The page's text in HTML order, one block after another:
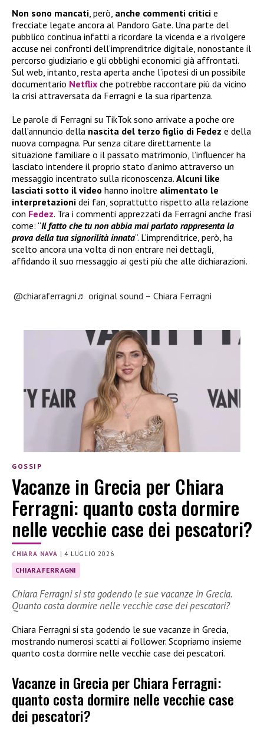
Non sono mancati , però, anche commenti critici e
frecciate legate ancora al Pandoro Gate. Una parte del
pubblico continua infatti a ricordare la vicenda e a rivolgere
accuse nei confronti dell’imprenditrice digitale, nonostante il
percorso giudiziario e gli obblighi economici già affrontati.
Sul web, intanto, resta aperta anche l’ipotesi di un possibile
documentario Netflix che potrebbe raccontare più da vicino
la crisi attraversata da Ferragni e la sua ripartenza.
Le parole di Ferragni su TikTok sono arrivate a poche ore
dall’annuncio della nascita del terzo figlio di Fedez e della
nuova compagna. Pur senza citare direttamente la
situazione familiare o il passato matrimonio, l’influencer ha
lasciato intendere il proprio stato d’animo attraverso un
messaggio incentrato sulla riconoscenza. Alcuni like
lasciati sotto il video hanno inoltre alimentato le
interpretazioni dei fan, soprattutto rispetto alla relazione
con Fedez. Tra i commenti apprezzati da Ferragni anche frasi
come: “Il fatto che tu non abbia mai parlato rappresenta la
prova della tua signorilità innata”. L’imprenditrice, però, ha
scelto ancora una volta di non entrare nei dettagli,
affidando il suo messaggio ai gesti più che alle dichiarazioni.
@chiaraferragni♬ original sound – Chiara Ferragni
GOSSIP
Vacanze in Grecia per Chiara
Ferragni: quanto costa dormire
nelle vecchie case dei pescatori?
CHIARA NAVA |4 LUGLIO 2026
CHIARA FERRAGNI
Chiara Ferragni si sta godendo le sue vacanze in Grecia.
Quanto costa dormire nelle vecchie case dei pescatori?
Chiara Ferragni si sta godendo le sue vacanze in Grecia,
mostrando numerosi scatti ai follower. Scopriamo insieme
quanto costa dormire nelle vecchie case dei pescatori.
Vacanze in Grecia per Chiara Ferragni:
quanto costa dormire nelle vecchie case
dei pescatori?